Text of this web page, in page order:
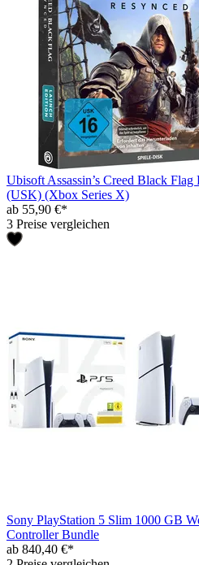
Ubisoft Assassin’s Creed Black
(USK) (Xbox Series X)
ab 55,90 €*
3 Preise vergleichen
Sony PlayStation 5 Slim 1000 GB
Controller Bundle
ab 840,40 €*